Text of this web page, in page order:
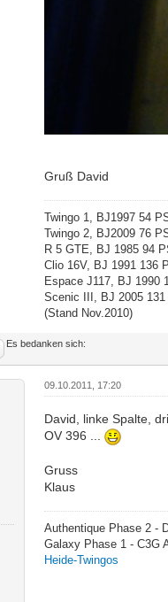
Gruß David
Twingo 1, BJ1997 54
Twingo 2, BJ2009 76
R 5 GTE, BJ 1985 94
Clio 16V, BJ 1991 136
Espace J117, BJ 1990
Scenic III, BJ 2005
(Stand Nov.2010)
Es bedanken sich:
09.10.2011, 17:20
David, linke Spalte,
OV 396 ...
Gruss
Klaus
Authentique Phase 2 -
Galaxy Phase 1 - C3G
Heide-Twingos